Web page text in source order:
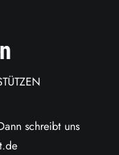
schreibt uns